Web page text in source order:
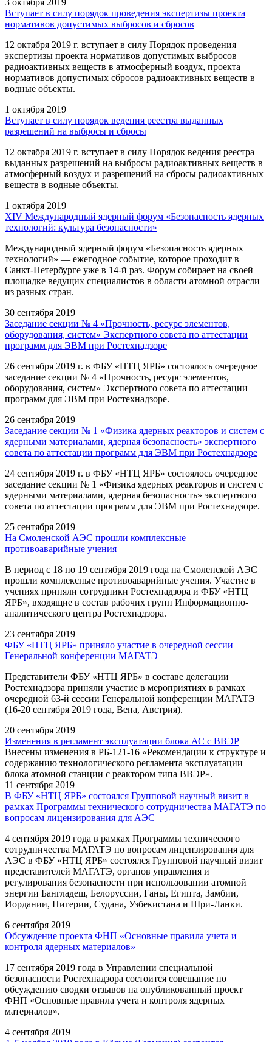
3 октября 2019
Вступает в силу порядок проведения экспертизы проекта
нормативов допустимых выбросов и сбросов
12 октября 2019 г. вступает в силу Порядок проведения
экспертизы проекта нормативов допустимых выбросов
радиоактивных веществ в атмосферный воздух, проекта
нормативов допустимых сбросов радиоактивных веществ в
водные объекты.
1 октября 2019
Вступает в силу порядок ведения реестра выданных
разрешений на выбросы и сбросы
12 октября 2019 г. вступает в силу Порядок ведения реестра
выданных разрешений на выбросы радиоактивных веществ в
атмосферный воздух и разрешений на сбросы радиоактивных
веществ в водные объекты.
1 октября 2019
XIV Международный ядерный форум «Безопасность ядерных
технологий: культура безопасности»
Международный ядерный форум «Безопасность ядерных
технологий» — ежегодное событие, которое проходит в
Санкт-Петербурге уже в 14-й раз. Форум собирает на своей
площадке ведущих специалистов в области атомной отрасли
из разных стран.
30 сентября 2019
Заседание секции № 4 «Прочность, ресурс элементов,
оборудования, систем» Экспертного совета по аттестации
программ для ЭВМ при Ростехнадзоре
26 сентября 2019 г. в ФБУ «НТЦ ЯРБ» состоялось очередное
заседание секции № 4 «Прочность, ресурс элементов,
оборудования, систем» Экспертного совета по аттестации
программ для ЭВМ при Ростехнадзоре.
26 сентября 2019
Заседание секции № 1 «Физика ядерных реакторов и систем с
ядерными материалами, ядерная безопасность» экспертного
совета по аттестации программ для ЭВМ при Ростехнадзоре
24 сентября 2019 г. в ФБУ «НТЦ ЯРБ» состоялось очередное
заседание секции № 1 «Физика ядерных реакторов и систем с
ядерными материалами, ядерная безопасность» экспертного
совета по аттестации программ для ЭВМ при Ростехнадзоре.
25 сентября 2019
На Смоленской АЭС прошли комплексные
противоаварийные учения
В период с 18 по 19 сентября 2019 года на Смоленской АЭС
прошли комплексные противоаварийные учения. Участие в
учениях приняли сотрудники Ростехнадзора и ФБУ «НТЦ
ЯРБ», входящие в состав рабочих групп Информационно-
аналитического центра Ростехнадзора.
23 сентября 2019
ФБУ «НТЦ ЯРБ» приняло участие в очередной сессии
Генеральной конференции МАГАТЭ
Представители ФБУ «НТЦ ЯРБ» в составе делегации
Ростехнадзора приняли участие в мероприятиях в рамках
очередной 63-й сессии Генеральной конференции МАГАТЭ
(16-20 сентября 2019 года, Вена, Австрия).
20 сентября 2019
Изменения в регламент эксплуатации блока АС с ВВЭР
Внесены изменения в РБ-121-16 «Рекомендации к структуре и
содержанию технологического регламента эксплуатации
блока атомной станции с реактором типа ВВЭР».
11 сентября 2019
В ФБУ «НТЦ ЯРБ» состоялся Групповой научный визит в
рамках Программы технического сотрудничества МАГАТЭ по
вопросам лицензирования для АЭС
4 сентября 2019 года в рамках Программы технического
сотрудничества МАГАТЭ по вопросам лицензирования для
АЭС в ФБУ «НТЦ ЯРБ» состоялся Групповой научный визит
представителей МАГАТЭ, органов управления и
регулирования безопасности при использовании атомной
энергии Бангладеш, Белоруссии, Ганы, Египта, Замбии,
Иордании, Нигерии, Судана, Узбекистана и Шри-Ланки.
6 сентября 2019
Обсуждение проекта ФНП «Основные правила учета и
контроля ядерных материалов»
17 сентября 2019 года в Управлении специальной
безопасности Ростехнадзора состоится совещание по
обсуждению сводки отзывов на опубликованный проект
ФНП «Основные правила учета и контроля ядерных
материалов».
4 сентября 2019